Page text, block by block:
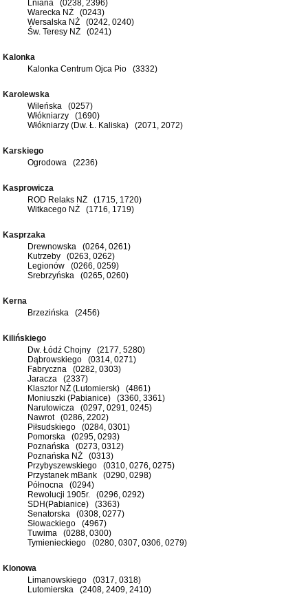
Lniana (0238, 2396)
Warecka NŻ (0243)
Wersalska NŻ (0242, 0240)
Św. Teresy NŻ (0241)
Kalonka
Kalonka Centrum Ojca Pio (3332)
Karolewska
Wileńska (0257)
Włókniarzy (1690)
Włókniarzy (Dw. Ł. Kaliska) (2071, 2072)
Karskiego
Ogrodowa (2236)
Kasprowicza
ROD Relaks NŻ (1715, 1720)
Witkacego NŻ (1716, 1719)
Kasprzaka
Drewnowska (0264, 0261)
Kutrzeby (0263, 0262)
Legionów (0266, 0259)
Srebrzyńska (0265, 0260)
Kerna
Brzezińska (2456)
Kilińskiego
Dw. Łódź Chojny (2177, 5280)
Dąbrowskiego (0314, 0271)
Fabryczna (0282, 0303)
Jaracza (2337)
Klasztor NŻ (Lutomiersk) (4861)
Moniuszki (Pabianice) (3360, 3361)
Narutowicza (0297, 0291, 0245)
Nawrot (0286, 2202)
Piłsudskiego (0284, 0301)
Pomorska (0295, 0293)
Poznańska (0273, 0312)
Poznańska NŻ (0313)
Przybyszewskiego (0310, 0276, 0275)
Przystanek mBank (0290, 0298)
Północna (0294)
Rewolucji 1905r. (0296, 0292)
SDH(Pabianice) (3363)
Senatorska (0308, 0277)
Słowackiego (4967)
Tuwima (0288, 0300)
Tymienieckiego (0280, 0307, 0306, 0279)
Klonowa
Limanowskiego (0317, 0318)
Lutomierska (2408, 2409, 2410)